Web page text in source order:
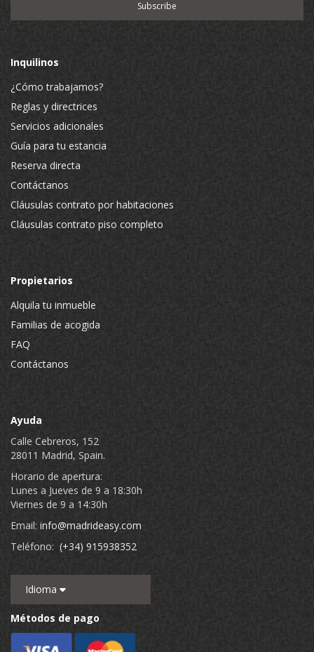
Inquilinos
¿Cómo trabajamos?
Reglas y directrices
Servicios adicionales
Guía para tu estancia
Reserva directa
Contáctanos
Cláusulas contrato por habitaciones
Cláusulas contrato piso completo
Propietarios
Alquila tu inmueble
Familias de acogida
FAQ
Contáctanos
Ayuda
Calle Cebreros, 152
28011 Madrid, Spain.
Horario de apertura:
Lunes a Jueves de 9 a 18:30h
Viernes de 9 a 14:30h
Email: info@madrideasy.com
Teléfono: (+34) 915938352
Idioma
Métodos de pago